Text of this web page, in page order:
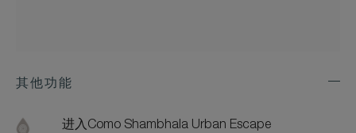
其他功能
进入Como Shambhala Urban Escape